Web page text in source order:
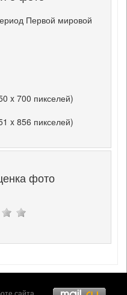
Первой мировой
x 700 пикселей)
x 856 пикселей)
фото
сайта